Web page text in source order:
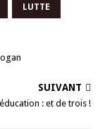
LUTTE
SUIVANT
: et de trois !